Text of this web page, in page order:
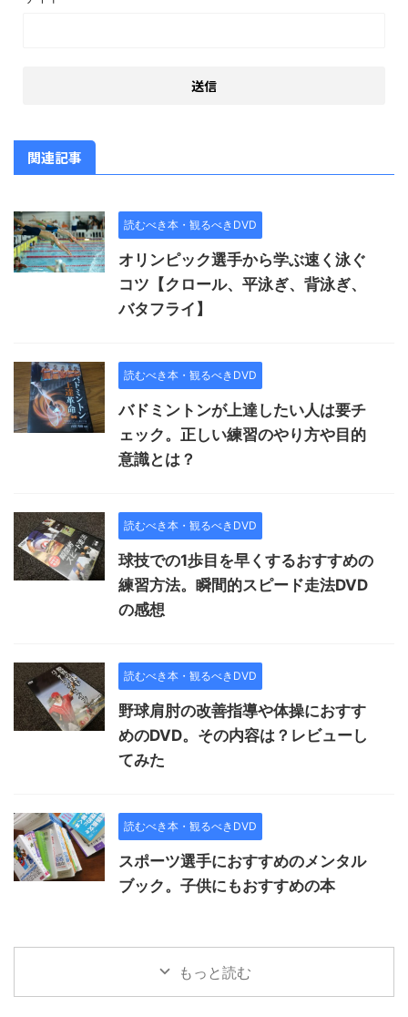
関連記事
読むべき本・観るべきDVD
オリンピック選手から学ぶ速く泳ぐ
コツ【クロール、平泳ぎ、背泳ぎ、
バタフライ】
読むべき本・観るべきDVD
バドミントンが上達したい人は要チ
ェック。正しい練習のやり方や目的
意識とは？
読むべき本・観るべきDVD
球技での1歩目を早くするおすすめの
練習方法。瞬間的スピード走法DVD
の感想
読むべき本・観るべきDVD
野球肩肘の改善指導や体操におすす
めのDVD。その内容は？レビューし
てみた
読むべき本・観るべきDVD
スポーツ選手におすすめのメンタル
ブック。子供にもおすすめの本
もっと読む